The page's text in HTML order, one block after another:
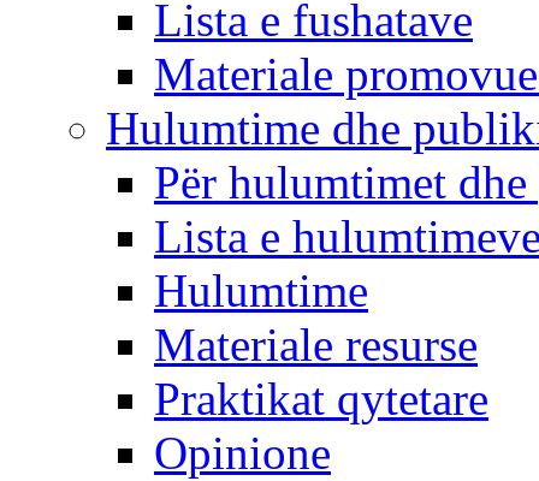
Lista e fushatave
Materiale
Hulumtime dhe
Për hulumtimet
Lista e
Hulumtime
Materiale resurse
Praktikat qytetare
Opinione